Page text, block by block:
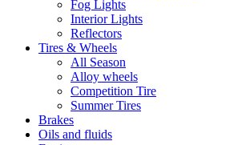
Fog Lights
Interior Lights
Reflectors
Tires & Wheels
All Season
Alloy wheels
Competition Tire
Summer Tires
Brakes
Oils and fluids